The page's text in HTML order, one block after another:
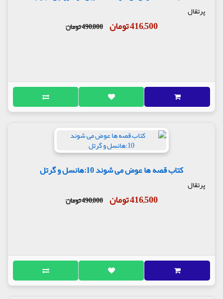
پرتقال
416,500 تومان 490,000 تومان
کتاب قصه ها عوض می شوند 10:هانسل و گرتل
پرتقال
416,500 تومان 490,000 تومان